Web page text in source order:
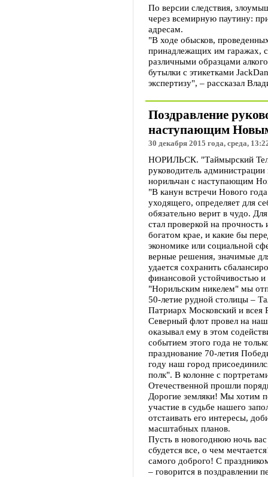
По версии следствия,
через всемирную паутину:
адресам.
"В ходе обысков,
принадлежащих им гаражах,
различными образцами
бутылки с этикетками
экспертизу", – рассказал
Поздравление
наступающим
30 декабря 2015 года, среда,
НОРИЛЬСК. "Таймырский
руководитель
норильчан с наступающим
"В канун встречи Нового
уходящего, определяет для
обязательно верит в чудо.
стал проверкой на
богатом крае, и какие бы
экономике или социальной
верные решения, значимые
удается сохранить
финансовой устойчивостью
"Норильским никелем" мы
50-летие рудной столицы –
Патриарх Московский и всея
Северный флот провел на
оказывал ему в этом
событием этого года не
празднование 70-летия
году наш город
полк". В колонне с
Отечественной прошли
Дорогие земляки! Мы хотим
участие в судьбе нашего
отстаивать его интересы,
масштабных планов.
Пусть в новогоднюю ночь
сбудется все, о чем
самого доброго! С
– говорится в поздравлении